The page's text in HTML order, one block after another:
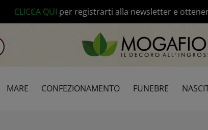
CLICCA QUI per registrarti alla newsletter e
MARE CONFEZIONAMENTO FUNEBRE